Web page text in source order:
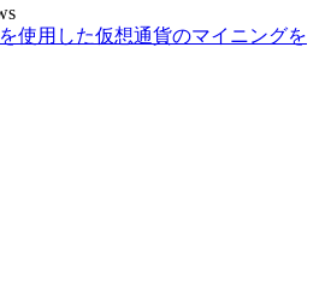
使用した仮想通貨のマイニングを